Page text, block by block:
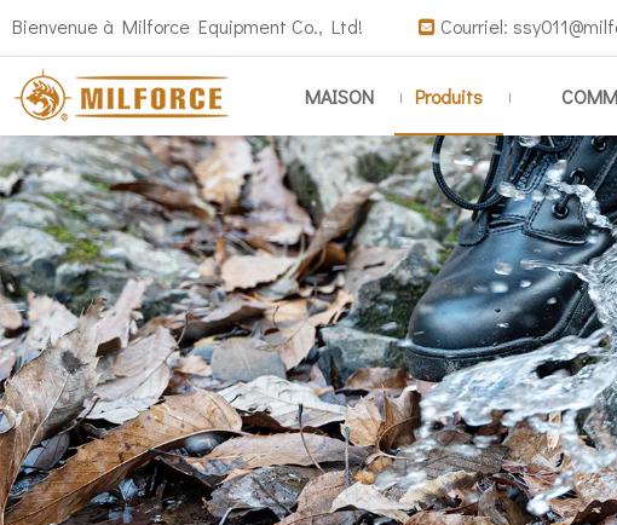
Bienvenue à Milforce Equipment Co., Ltd!  Courriel:
MAISON Produits